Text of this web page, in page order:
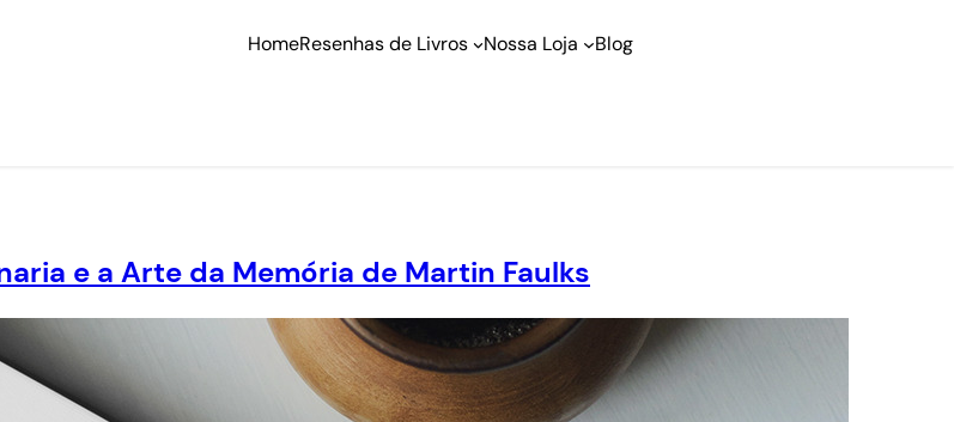
HomeResenhas de Livros Nossa Loja Blog
e a Arte da Memória de Martin Faulks